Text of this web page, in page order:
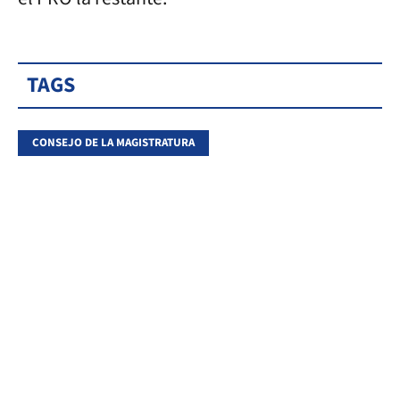
TAGS
CONSEJO DE LA MAGISTRATURA